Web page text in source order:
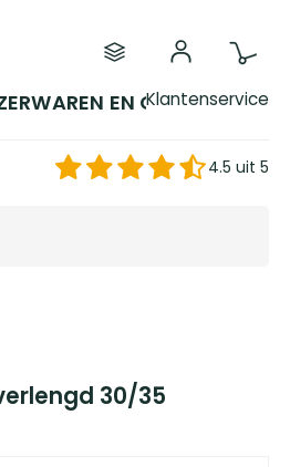
EN GEREEDSCHAP
Klantenservice
4.5 uit 5
30/35